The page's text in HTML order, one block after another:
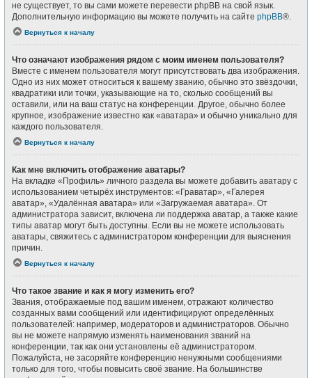
не существует, то вы сами можете перевести phpBB на свой язык.
Дополнительную информацию вы можете получить на сайте phpBB®.
Вернуться к началу
Что означают изображения рядом с моим именем пользователя?
Вместе с именем пользователя могут присутствовать два изображения.
Одно из них может относиться к вашему званию, обычно это звёздочки,
квадратики или точки, указывающие на то, сколько сообщений вы
оставили, или на ваш статус на конференции. Другое, обычно более
крупное, изображение известно как «аватара» и обычно уникально для
каждого пользователя.
Вернуться к началу
Как мне включить отображение аватары?
На вкладке «Профиль» личного раздела вы можете добавить аватару с
использованием четырёх инструментов: «Граватар», «Галерея
аватар», «Удалённая аватара» или «Загружаемая аватара». От
администратора зависит, включена ли поддержка аватар, а также какие
типы аватар могут быть доступны. Если вы не можете использовать
аватары, свяжитесь с администратором конференции для выяснения
причин.
Вернуться к началу
Что такое звание и как я могу изменить его?
Звания, отображаемые под вашим именем, отражают количество
созданных вами сообщений или идентифицируют определённых
пользователей: например, модераторов и администраторов. Обычно
вы не можете напрямую изменять наименования званий на
конференции, так как они установлены её администратором.
Пожалуйста, не засоряйте конференцию ненужными сообщениями
только для того, чтобы повысить своё звание. На большинстве